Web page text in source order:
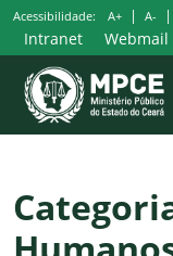
Pular
para
o
conteúdo
Acessibilidade: A+ | A- |
Intranet Webmail